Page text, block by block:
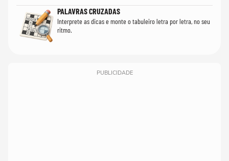
PALAVRAS CRUZADAS
Interprete as dicas e monte o tabuleiro letra por letra, no seu
ritmo.
PUBLICIDADE